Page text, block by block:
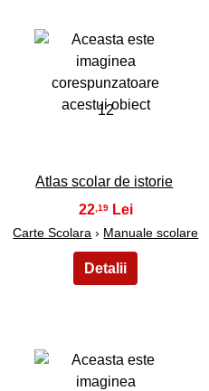
12
Atlas scolar de istorie
22 ,19
Carte Scolara › Manuale scolare